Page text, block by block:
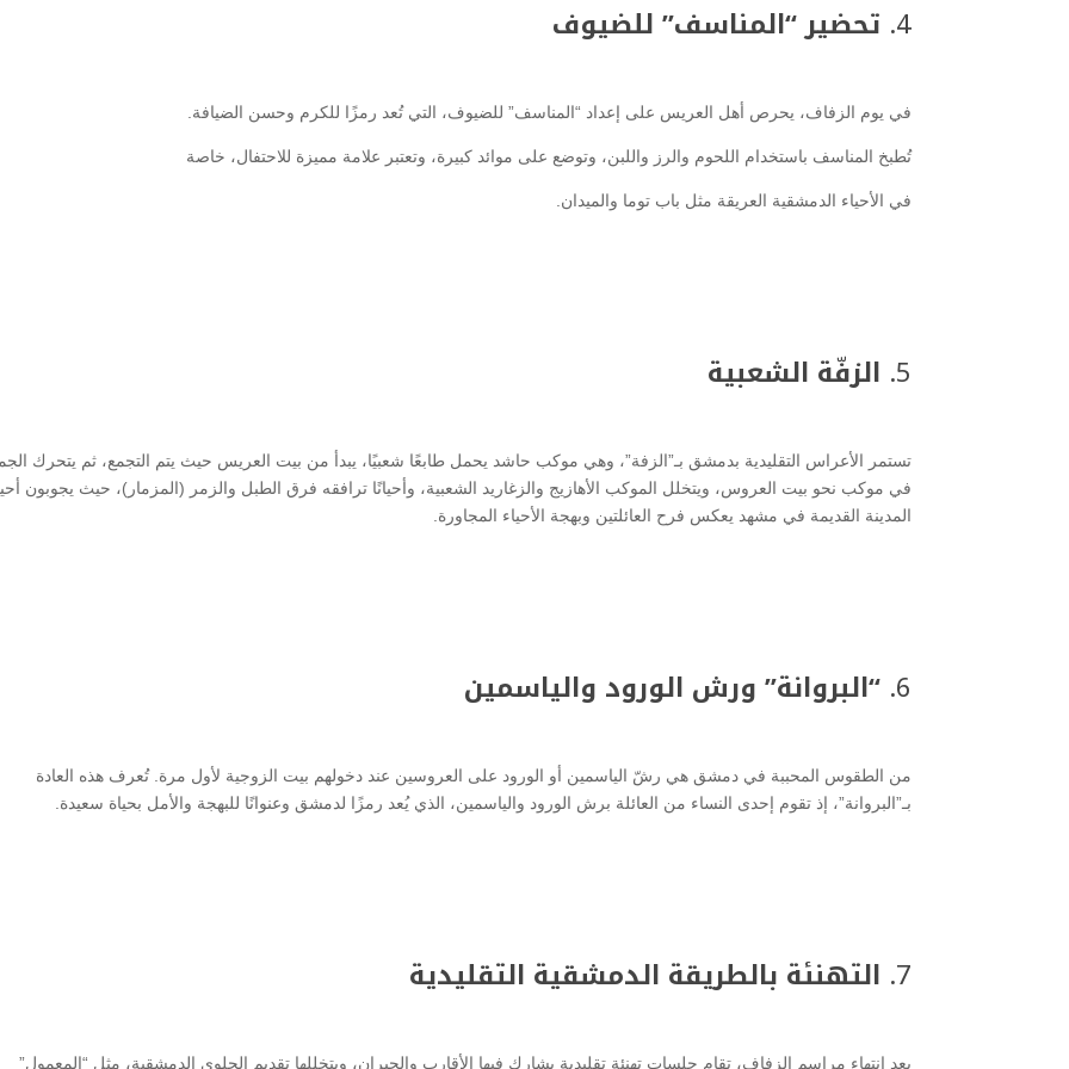
4. تحضير “المناسف” للضيوف
في يوم الزفاف، يحرص أهل العريس على إعداد “المناسف” للضيوف، التي تُعد رمزًا للكرم وحسن الضيافة.
تُطبخ المناسف باستخدام اللحوم والرز واللبن، وتوضع على موائد كبيرة، وتعتبر علامة مميزة للاحتفال، خاصة
في الأحياء الدمشقية العريقة مثل باب توما والميدان.
5. الزفّة الشعبية
تستمر الأعراس التقليدية بدمشق بـ”الزفة”، وهي موكب حاشد يحمل طابعًا شعبيًا، يبدأ من بيت العريس حيث يتم التجمع، ثم يتحرك
في موكب نحو بيت العروس، ويتخلل الموكب الأهازيج والزغاريد الشعبية، وأحيانًا ترافقه فرق الطبل والزمر (المزمار)، حيث يجوبون
المدينة القديمة في مشهد يعكس فرح العائلتين وبهجة الأحياء المجاورة.
6. “البروانة” ورش الورود والياسمين
من الطقوس المحببة في دمشق هي رشّ الياسمين أو الورود على العروسين عند دخولهم بيت الزوجية لأول مرة. تُعرف هذه العادة
بـ”البروانة”، إذ تقوم إحدى النساء من العائلة برش الورود والياسمين، الذي يُعد رمزًا لدمشق وعنوانًا للبهجة والأمل بحياة سعيدة.
7. التهنئة بالطريقة الدمشقية التقليدية
بعد انتهاء مراسم الزفاف، تقام جلسات تهنئة تقليدية يشارك فيها الأقارب والجيران، ويتخللها تقديم الحلوى الدمشقية، مثل “المعمول”